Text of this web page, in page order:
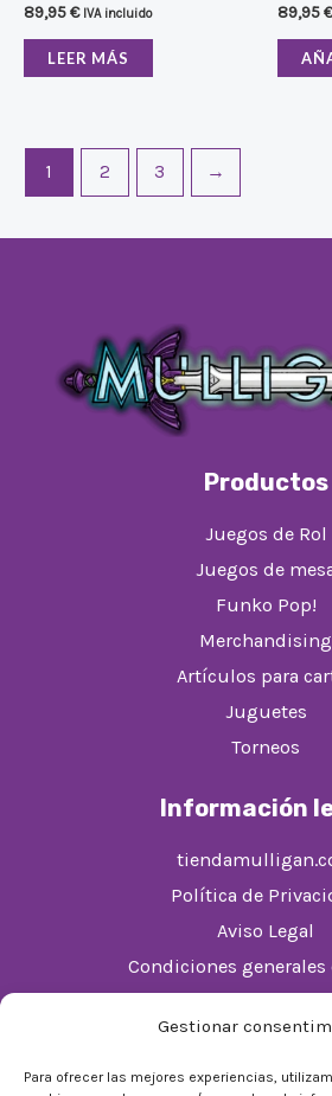
Gestionar
Para ofrecer las mejores experiencias,
89,95€ IVA incluido
LEER MÁS
89,95€
1 2 3 →
Productos
Juegos de Rol
Juegos de
Funko Pop!
Merchandising
Artículos para
Juguetes
Torneos
Información
Política de
Aviso Legal
Condiciones generales